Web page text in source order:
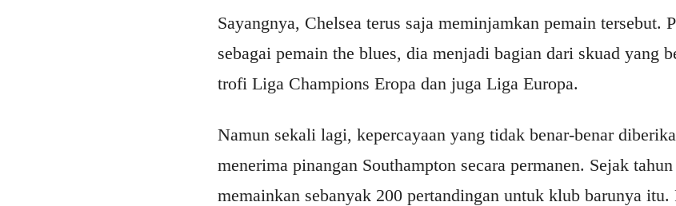
Sayangnya, Chelsea terus saja meminjamkan pemain tersebut.
sebagai pemain the blues, dia menjadi bagian dari skuad yang
trofi Liga Champions Eropa dan juga Liga Europa.
Namun sekali lagi, kepercayaan yang tidak benar-benar
menerima pinangan Southampton secara permanen. Sejak
memainkan sebanyak 200 pertandingan untuk klub barunya itu.